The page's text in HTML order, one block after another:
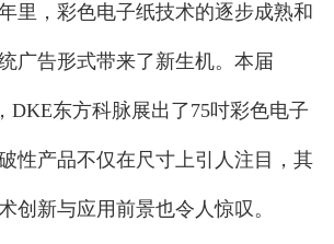
，彩色电子纸技术的逐步成熟和
广告形式带来了新生机。本届
DKE东方科脉展出了75吋彩色电子
性产品不仅在尺寸上引人注目，其
创新与应用前景也令人惊叹。